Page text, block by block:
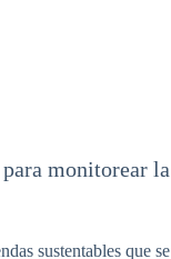
monitorear la
sustentables que se